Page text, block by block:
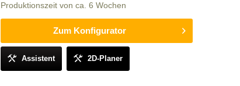
Produktionszeit von ca. 6 Wochen
Zum Konfigurator
Assistent 2D-Planer